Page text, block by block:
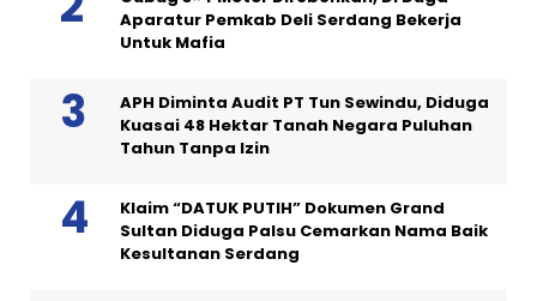
Aparatur Pemkab Deli Serdang Bekerja
Untuk Mafia
APH Diminta Audit PT Tun Sewindu, Diduga
Kuasai 48 Hektar Tanah Negara Puluhan
Tahun Tanpa Izin
Klaim “DATUK PUTIH” Dokumen Grand
Sultan Diduga Palsu Cemarkan Nama Baik
Kesultanan Serdang